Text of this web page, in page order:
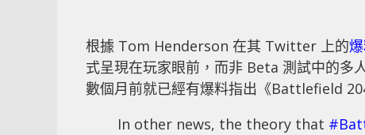
根據 Tom Henderson 在其 Twitter 上的
式呈現在玩家眼前，而非 Beta 測試中的多
數個月前就已經有爆料指出《Battlefield
In other news, the theory that